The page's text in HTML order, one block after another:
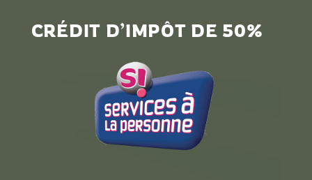
CRÉDIT D’IMPÔT DE 50%